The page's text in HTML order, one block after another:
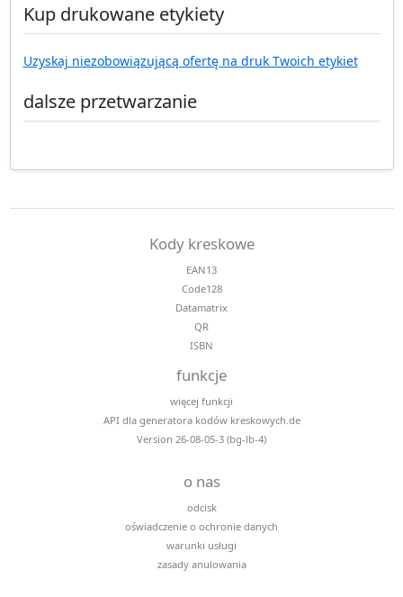
Kup drukowane etykiety
Uzyskaj niezobowiązującą ofertę na druk Twoich etykiet
dalsze przetwarzanie
Kody kreskowe
EAN13
Code128
Datamatrix
QR
ISBN
funkcje
więcej funkcji
API dla generatora kodów kreskowych.de
Version 26-08-05-3 (bg-lb-4)
o nas
odcisk
oświadczenie o ochronie danych
warunki usługi
zasady anulowania